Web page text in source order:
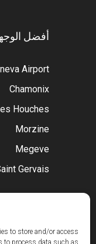
to store and/or access
to process data such as
أفضل
Airport
Chamonix
Houches
Morzine
Megeve
Gervais